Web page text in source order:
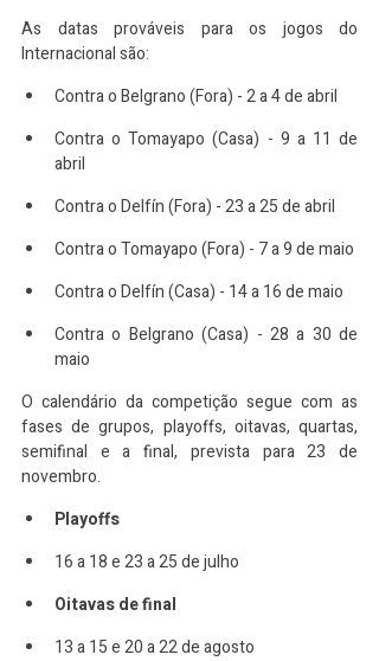
As datas prováveis para os jogos do
Internacional são:
Contra o Belgrano (Fora) - 2 a 4 de abril
Contra o Tomayapo (Casa) - 9 a 11 de
abril
Contra o Delfín (Fora) - 23 a 25 de abril
Contra o Tomayapo (Fora) - 7 a 9 de maio
Contra o Delfín (Casa) - 14 a 16 de maio
Contra o Belgrano (Casa) - 28 a 30 de
maio
O calendário da competição segue com as
fases de grupos, playoffs, oitavas, quartas,
semifinal e a final, prevista para 23 de
novembro.
Playoffs
16 a 18 e 23 a 25 de julho
Oitavas de final
13 a 15 e 20 a 22 de agosto